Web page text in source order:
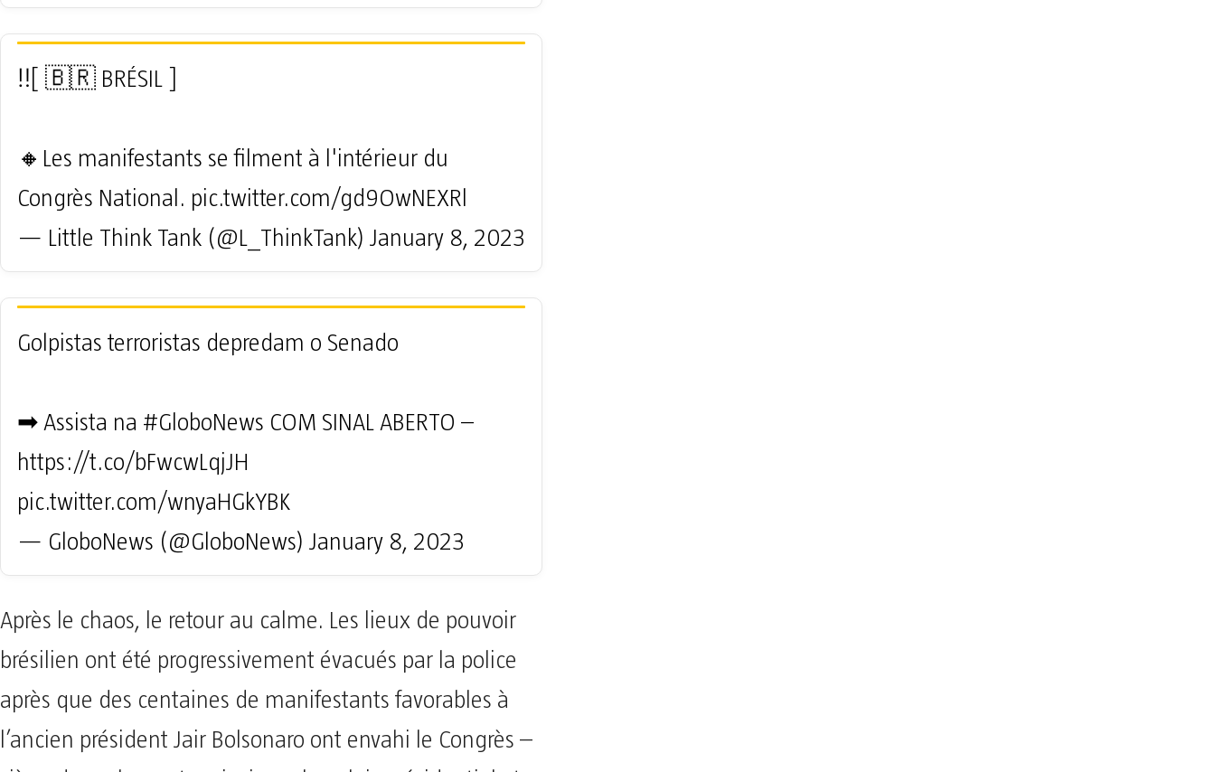
‼️[ 🇧🇷 BRÉSIL ]
🔸Les manifestants se filment à l'intérieur du
Congrès National. pic.twitter.com/gd9OwNEXRl
— Little Think Tank (@L_ThinkTank) January 8, 2023
Golpistas terroristas depredam o Senado
➡ Assista na #GloboNews COM SINAL ABERTO –
https://t.co/bFwcwLqjJH
pic.twitter.com/wnyaHGkYBK
— GloboNews (@GloboNews) January 8, 2023
Après le chaos, le retour au calme. Les lieux de pouvoir
brésilien ont été progressivement évacués par la police
après que des centaines de manifestants favorables à
l’ancien président Jair Bolsonaro ont envahi le Congrès –